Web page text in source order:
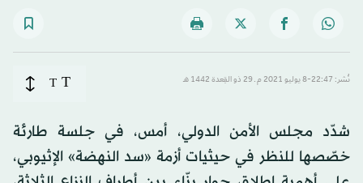
نُشر: 22:47-8 يوليو 2021 م ـ 29 ذو القِعدة 1442 هـ T
T
شدّد مجلس الأمن الدولي، أمس، في جلسة طارئة
خصّصها للنظر في حيثيات أزمة «سد النهضة» الإثيوبي،